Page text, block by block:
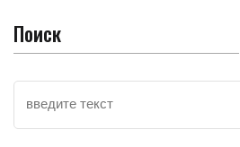
Поиск